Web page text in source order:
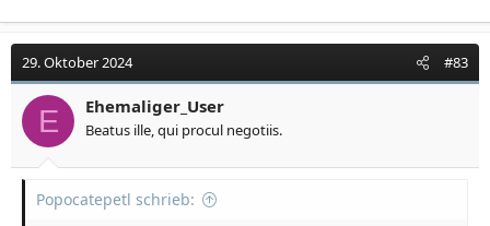
29. Oktober 2024 #83
E Ehemaliger_User
Beatus ille, qui procul negotiis.
Popocatepetl schrieb: